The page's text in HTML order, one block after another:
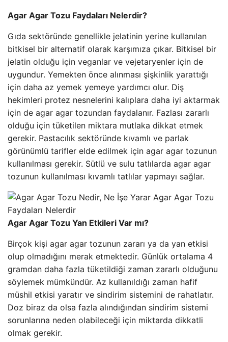
Agar Agar Tozu Faydaları Nelerdir?
Gıda sektöründe genellikle jelatinin yerine kullanılan
bitkisel bir alternatif olarak karşımıza çıkar. Bitkisel bir
jelatin olduğu için veganlar ve vejetaryenler için de
uygundur. Yemekten önce alınması şişkinlik yarattığı
için daha az yemek yemeye yardımcı olur. Diş
hekimleri protez nesnelerini kalıplara daha iyi aktarmak
için de agar agar tozundan faydalanır. Fazlası zararlı
olduğu için tüketilen miktara mutlaka dikkat etmek
gerekir. Pastacılık sektöründe kıvamlı ve parlak
görünümlü tarifler elde edilmek için agar agar tozunun
kullanılması gerekir. Sütlü ve sulu tatlılarda agar agar
tozunun kullanılması kıvamlı tatlılar yapmayı sağlar.
Agar Agar Tozu Yan Etkileri Var mı?
Birçok kişi agar agar tozunun zararı ya da yan etkisi
olup olmadığını merak etmektedir. Günlük ortalama 4
gramdan daha fazla tüketildiği zaman zararlı olduğunu
söylemek mümkündür. Az kullanıldığı zaman hafif
müshil etkisi yaratır ve sindirim sistemini de rahatlatır.
Doz biraz da olsa fazla alındığından sindirim sistemi
sorunlarına neden olabileceği için miktarda dikkatli
olmak gerekir.